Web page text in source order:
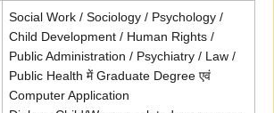
Social Work / Sociology / Psychology /
Child Development / Human Rights /
Public Administration / Psychiatry / Law /
Public Health में Graduate Degree एवं
Computer Application